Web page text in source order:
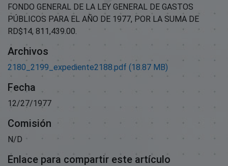
FONDO GENERAL DE LA LEY GENERAL DE GASTOS
PÚBLICOS PARA EL AÑO DE 1977, POR LA SUMA DE
RD$14, 811,439.00.
Archivos
2180_2199_expediente2188.pdf (18.87 MB)
Fecha
12/27/1977
Comisión
N/D
Enlace para compartir este artículo